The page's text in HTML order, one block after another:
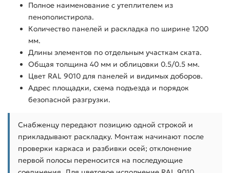
Полное наименование с утеплителем из
пенополистирола.
Количество панелей и раскладка по ширине 1200
мм.
Длины элементов по отдельным участкам ската.
Общая толщина 40 мм и облицовки 0.5/0.5 мм.
Цвет RAL 9010 для панелей и видимых доборов.
Адрес площадки, схема подъезда и порядок
безопасной разгрузки.
Снабженцу передают позицию одной строкой и
прикладывают раскладку. Монтаж начинают после
проверки каркаса и разбивки осей; отклонение
первой полосы переносится на последующие